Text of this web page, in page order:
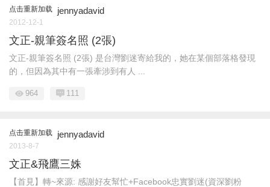
点击重新加载 jennyadavid
2012-12-1
文正-親筆簽名照 (2張)
文正-親筆簽名照 (2張) 是台灣劉迷寄給我的，她在某個部落格發現
的，但因為其中有一張牽涉到有人 ...
964 111
点击重新加载 jennyadavid
2013-8-7
文正&飛鷹三姝
【首見】轉~來源: 感謝好友幫忙+Facebook忠實劉迷(資深劉粉